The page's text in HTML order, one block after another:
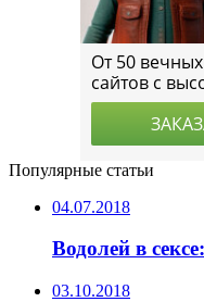
Популярные статьи
04.07.2018
Водолей в
03.10.2018